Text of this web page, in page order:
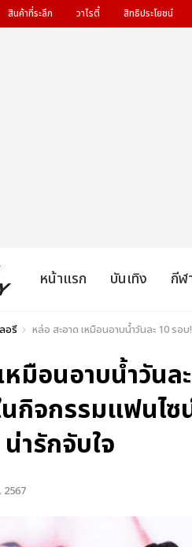
สินค้าที่ระลึก วาไรตี้ สิทธิประโยชน์
หน้าแรก บันเทิง กีฬ
อรี หล่อ สะอาด เหมือนอาบน้ำวันละ 10 ร
หมือนอาบน้ำวัน
นกิจกรรมแฟนไ
ารักจับใจ
2567